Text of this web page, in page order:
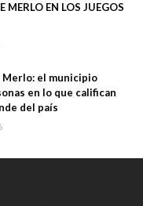
MERLO EN LOS JUEGOS
Merlo: el municipio
en lo que califican
del país